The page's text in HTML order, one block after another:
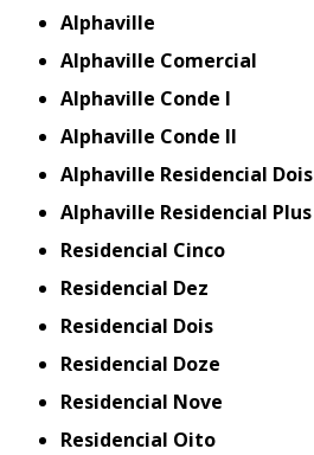
Alphaville
Alphaville Comercial
Alphaville Conde I
Alphaville Conde II
Alphaville Residencial Dois
Alphaville Residencial Plus
Residencial Cinco
Residencial Dez
Residencial Dois
Residencial Doze
Residencial Nove
Residencial Oito